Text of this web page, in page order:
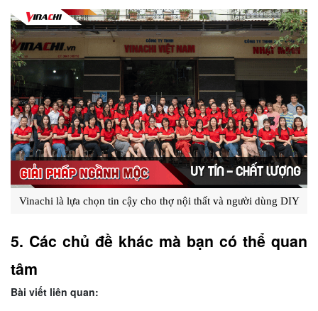
Vinachi là lựa chọn tin cậy cho thợ nội thất và người dùng DIY
5. Các chủ đề khác mà bạn có thể quan
tâm
Bài viết liên quan: